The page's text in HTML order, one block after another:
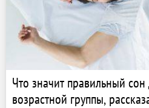
Что значит правильный
возрастной группы,